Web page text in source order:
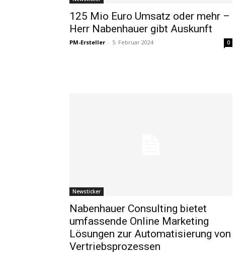
125 Mio Euro Umsatz oder mehr –
Herr Nabenhauer gibt Auskunft
PM-Ersteller - 5. Februar 2024 0
Newsticker
Nabenhauer Consulting bietet
umfassende Online Marketing
Lösungen zur Automatisierung von
Vertriebsprozessen